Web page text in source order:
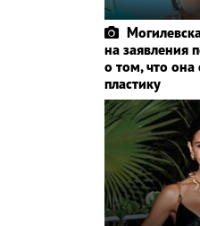
на заявления
о том, что она
пластику